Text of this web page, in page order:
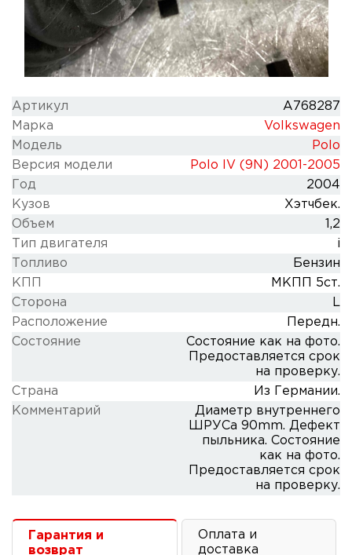
Артикул
A768287
Марка
Volkswagen
Модель
Polo
Версия модели
Polo IV (9N) 2001-2005
Год
2004
Кузов
Хэтчбек.
Объем
1,2
Тип двигателя
i
Топливо
Бензин
КПП
МКПП 5ст.
Сторона
L
Расположение
Передн.
Состояние
Состояние как на фото.
Предоставляется срок
на проверку.
Cтрана
Из Германии.
Комментарий
Диаметр внутреннего
ШРУСа 90mm. Дефект
пыльника. Состояние
как на фото.
Предоставляется срок
на проверку.
Гарантия и
возврат
Оплата и
доставка